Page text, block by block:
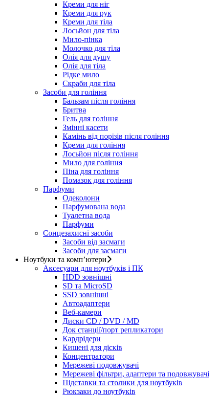
Креми для ніг
Креми для рук
Креми для тіла
Лосьйон для тіла
Мило-пінка
Молочко для тіла
Олія для душу
Олія для тіла
Рідке мило
Скраби для тіла
Засоби для гоління
Бальзам після гоління
Бритва
Гель для гоління
Змінні касети
Камінь від порізів після гоління
Креми для гоління
Лосьйон після гоління
Мило для гоління
Піна для гоління
Помазок для гоління
Парфуми
Одеколони
Парфумована вода
Туалетна вода
Парфуми
Сонцезахисні засоби
Засоби від засмаги
Засоби для засмаги
Ноутбуки та комп’ютери
Аксесуари для ноутбуків і ПК
HDD зовнішні
SD та MicroSD
SSD зовнішні
Автоадаптери
Веб-камери
Диски CD / DVD / MD
Док станції/порт репликатори
Кардрідери
Кишені для дісків
Концентратори
Мережеві подовжувачі
Мережеві фільтри, адаптери та подовжувачі
Підставки та столики для ноутбуків
Рюкзаки до ноутбуків